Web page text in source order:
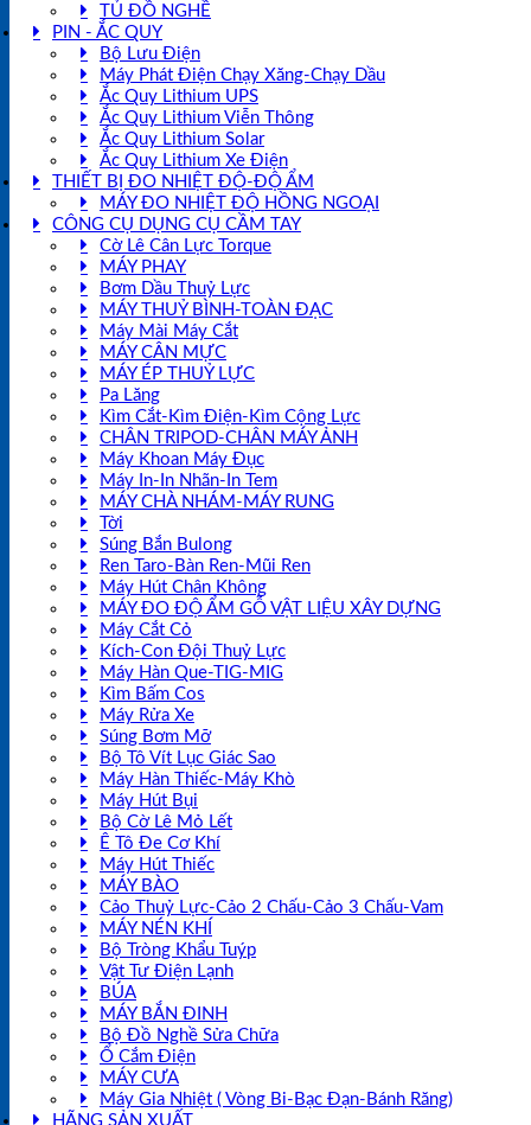
TỦ ĐỒ NGHỀ
PIN - ẮC QUY
Bộ Lưu Điện
Máy Phát Điện Chạy Xăng-Chạy Dầu
Ắc Quy Lithium UPS
Ắc Quy Lithium Viễn Thông
Ắc Quy Lithium Solar
Ắc Quy Lithium Xe Điện
THIẾT BỊ ĐO NHIỆT ĐỘ-ĐỘ ẨM
MÁY ĐO NHIỆT ĐỘ HỒNG NGOẠI
CÔNG CỤ DỤNG CỤ CẦM TAY
Cờ Lê Cân Lực Torque
MÁY PHAY
Bơm Dầu Thuỷ Lực
MÁY THUỶ BÌNH-TOÀN ĐẠC
Máy Mài Máy Cắt
MÁY CÂN MỰC
MÁY ÉP THUỶ LỰC
Pa Lăng
Kìm Cắt-Kìm Điện-Kìm Cộng Lực
CHÂN TRIPOD-CHÂN MÁY ẢNH
Máy Khoan Máy Đục
Máy In-In Nhãn-In Tem
MÁY CHÀ NHÁM-MÁY RUNG
Tời
Súng Bắn Bulong
Ren Taro-Bàn Ren-Mũi Ren
Máy Hút Chân Không
MÁY ĐO ĐỘ ẨM GỖ VẬT LIỆU XÂY DỰNG
Máy Cắt Cỏ
Kích-Con Đội Thuỷ Lực
Máy Hàn Que-TIG-MIG
Kìm Bấm Cos
Máy Rửa Xe
Súng Bơm Mỡ
Bộ Tô Vít Lục Giác Sao
Máy Hàn Thiếc-Máy Khò
Máy Hút Bụi
Bộ Cờ Lê Mỏ Lết
Ê Tô Đe Cơ Khí
Máy Hút Thiếc
MÁY BÀO
Cảo Thuỷ Lực-Cảo 2 Chấu-Cảo 3 Chấu-Vam
MÁY NÉN KHÍ
Bộ Tròng Khẩu Tuýp
Vật Tư Điện Lạnh
BÚA
MÁY BẮN ĐINH
Bộ Đồ Nghề Sửa Chữa
Ổ Cắm Điện
MÁY CƯA
Máy Gia Nhiệt ( Vòng Bi-Bạc Đạn-Bánh Răng)
HÃNG SẢN XUẤT